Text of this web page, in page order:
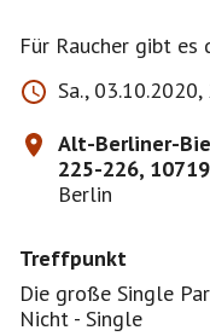
Für Raucher gibt es
Sa.,
Alt-Berliner-
225-226,
Berlin
Treffpunkt
Die große Single
Nicht - Single